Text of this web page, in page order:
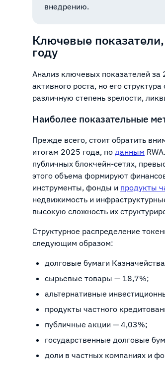
внедрению.
Ключевые
году
Анализ ключевых показателей
активного роста, но его
различную степень зрелости,
Наиболее показательные
Прежде всего, стоит обратить
итогам 2025 года, по данным
публичных блокчейн-сетях,
этого объема формируют
инструменты, фонды и продукты
недвижимость и
высокую сложность их
Структурное распределение
следующим образом:
долговые бумаги
сырьевые товары — 18,7%;
альтернативные
продукты частного
публичные акции — 4,03%;
государственные долговые
доли в частных компаниях и